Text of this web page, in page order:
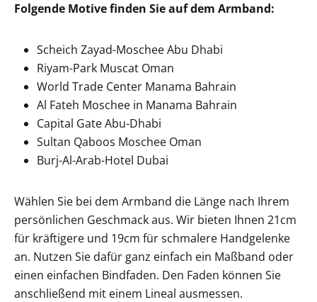
Folgende Motive finden Sie auf dem Armband:
Scheich Zayad-Moschee Abu Dhabi
Riyam-Park Muscat Oman
World Trade Center Manama Bahrain
Al Fateh Moschee in Manama Bahrain
Capital Gate Abu-Dhabi
Sultan Qaboos Moschee Oman
Burj-Al-Arab-Hotel Dubai
Wählen Sie bei dem Armband die Länge nach Ihrem
persönlichen Geschmack aus. Wir bieten Ihnen 21cm
für kräftigere und 19cm für schmalere Handgelenke
an. Nutzen Sie dafür ganz einfach ein Maßband oder
einen einfachen Bindfaden. Den Faden können Sie
anschließend mit einem Lineal ausmessen.